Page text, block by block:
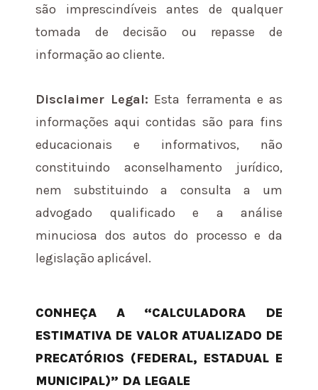
são imprescindíveis antes de qualquer
tomada de decisão ou repasse de
informação ao cliente.
Disclaimer Legal: Esta ferramenta e as
informações aqui contidas são para fins
educacionais e informativos, não
constituindo aconselhamento jurídico,
nem substituindo a consulta a um
advogado qualificado e a análise
minuciosa dos autos do processo e da
legislação aplicável.
CONHEÇA A “CALCULADORA DE
ESTIMATIVA DE VALOR ATUALIZADO DE
PRECATÓRIOS (FEDERAL, ESTADUAL E
MUNICIPAL)” DA LEGALE